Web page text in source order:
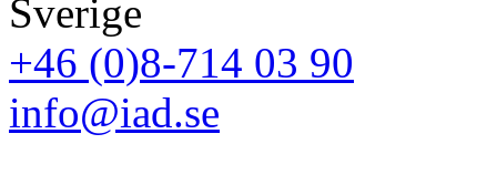
Sverige
+46 (0)8-714 03 90
info@iad.se